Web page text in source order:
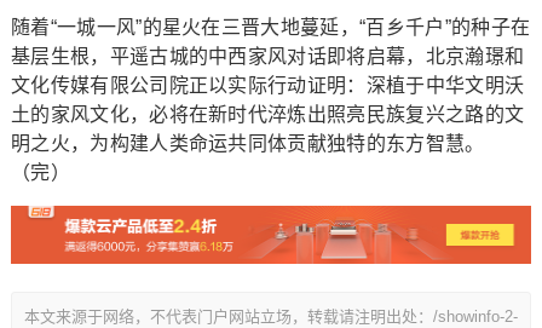
随着“一城一风”的星火在三晋大地蔓延，“百乡千户”的种子在
基层生根，平遥古城的中西家风对话即将启幕，北京瀚璟和
文化传媒有限公司院正以实际行动证明：深植于中华文明沃
土的家风文化，必将在新时代淬炼出照亮民族复兴之路的文
明之火，为构建人类命运共同体贡献独特的东方智慧。
（完）
本文来源于网络，不代表门户网站立场，转载请注明出处：/showinfo-2-